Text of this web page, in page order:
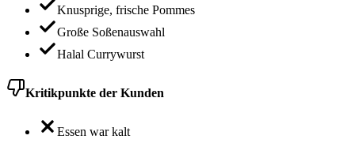
Knusprige, frische Pommes
Große Soßenauswahl
Halal Currywurst
Kritikpunkte der Kunden
Essen war kalt